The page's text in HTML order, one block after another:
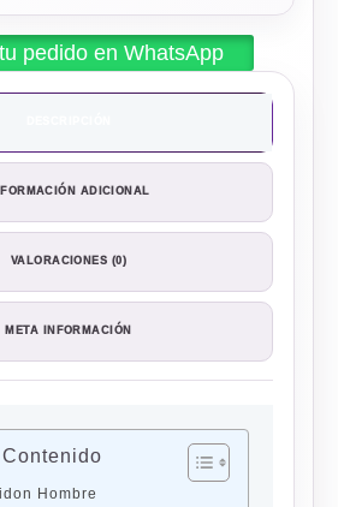
pedido en WhatsApp
ADICIONAL
VALORACIONES (0)
META INFORMACIÓN
Hombre